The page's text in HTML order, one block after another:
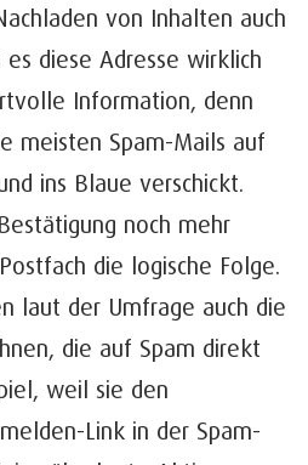
von Inhalten auch
diese Adresse wirklich
Information, denn
meisten Spam-Mails auf
ins Blaue verschickt.
noch mehr
die logische Folge.
laut der Umfrage auch die
die auf Spam direkt
weil sie den
Link in der Spam-